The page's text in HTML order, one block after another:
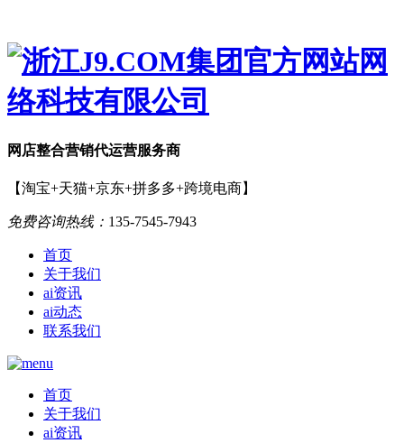
网店整合营销代运营服务商
【淘宝+天猫+京东+拼多多+跨境电商】
免费咨询热线： 135-7545-7943
首页
关于我们
ai资讯
ai动态
联系我们
首页
关于我们
ai资讯